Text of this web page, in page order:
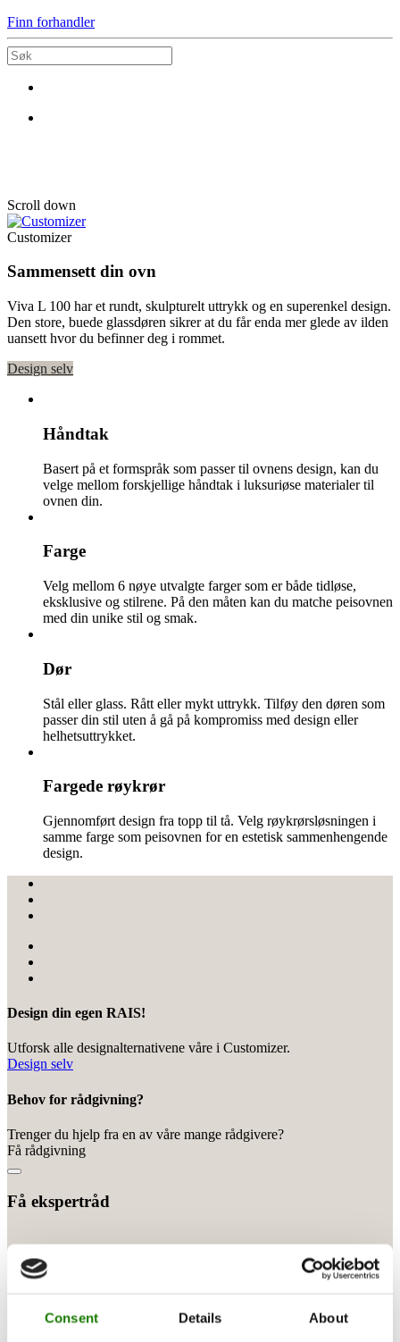
Consent Details About
Finn forhandler
Scroll down
Customizer
Sammensett din ovn
Viva L 100 har et rundt, skulpturelt uttrykk og en superenkel design.
Den store, buede glassdøren sikrer at du får enda mer glede av ilden
uansett hvor du befinner deg i rommet.
Design selv
Håndtak
Basert på et formspråk som passer til ovnens design, kan du
velge mellom forskjellige håndtak i luksuriøse materialer til
ovnen din.
Farge
Velg mellom 6 nøye utvalgte farger som er både tidløse,
eksklusive og stilrene. På den måten kan du matche peisovnen
med din unike stil og smak.
Dør
Stål eller glass. Rått eller mykt uttrykk. Tilføy den døren som
passer din stil uten å gå på kompromiss med design eller
helhetsuttrykket.
Fargede røykrør
Gjennomført design fra topp til tå. Velg røykrørsløsningen i
samme farge som peisovnen for en estetisk sammenhengende
design.
Design din egen RAIS!
Utforsk alle designalternativene våre i Customizer.
Design selv
Behov for rådgivning?
Trenger du hjelp fra en av våre mange rådgivere?
Få rådgivning
Få ekspertråd